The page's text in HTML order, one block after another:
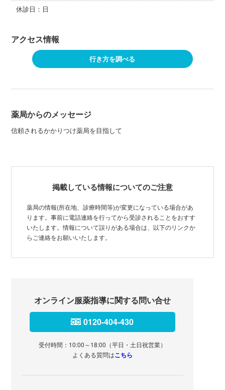
休診日：日
アクセス情報
行き方を調べる
薬局からのメッセージ
信頼されるかかりつけ薬局を目指して
掲載している情報についてのご注意
薬局の情報(所在地、診療時間等)が変更になっている場合があ
ります。事前に電話連絡を行ってから受診されることをおすす
いたします。情報について誤りがある場合は、以下のリンクか
らご連絡をお願いいたします。
オンライン服薬指導に関する問い合せ
0120-404-430
受付時間：10:00～18:00（平日・土日祝営業）
よくある質問はこちら